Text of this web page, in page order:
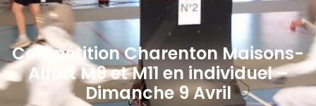
Compétition Charenton Maisons-
Alfort M9 et M11 en individuel –
Dimanche 9 Avril